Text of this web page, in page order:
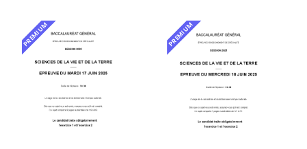
PREMIUM PREMIUM